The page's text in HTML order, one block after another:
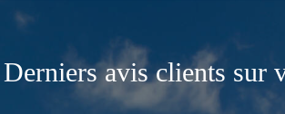
Derniers avis clients sur